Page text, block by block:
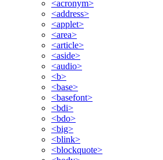
<acronym>
<address>
<applet>
<area>
<article>
<aside>
<audio>
<b>
<base>
<basefont>
<bdi>
<bdo>
<big>
<blink>
<blockquote>